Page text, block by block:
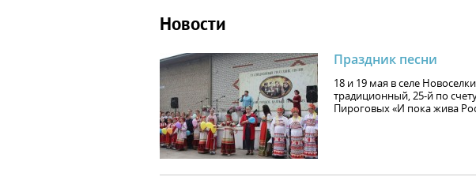
Новости
Праздник песни
18 и 19 мая в селе
традиционный, 25-й по
Пироговых «И пока жива